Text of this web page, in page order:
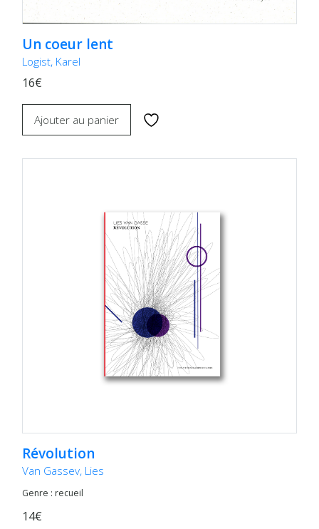
Un coeur lent
Logist, Karel
16€
Ajouter au panier
Révolution
Van Gassev, Lies
Genre : recueil
14€